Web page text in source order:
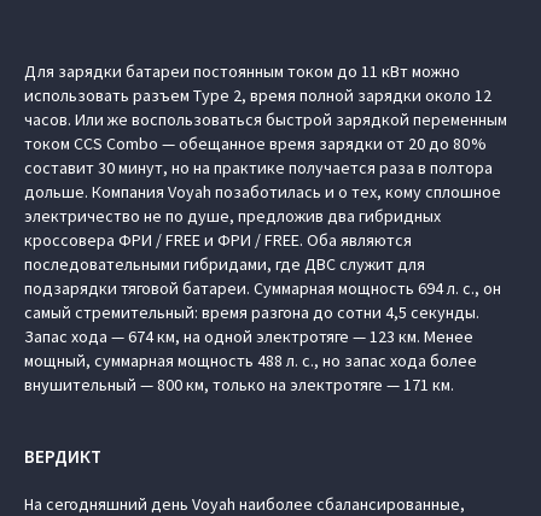
Для зарядки батареи постоянным током до 11 кВт можно
использовать разъем Type 2, время полной зарядки около 12
часов. Или же воспользоваться быстрой зарядкой переменным
током CCS Combo — обещанное время зарядки от 20 до 80 %
составит 30 минут, но на практике получается раза в полтора
дольше. Компания Voyah позаботилась и о тех, кому сплошное
электричество не по душе, предложив два гибридных
кроссовера ФРИ / FREE и ФРИ / FREE. Оба являются
последовательными гибридами, где ДВС служит для
подзарядки тяговой батареи. Суммарная мощность 694 л. с., он
самый стремительный: время разгона до сотни 4,5 секунды.
Запас хода — 674 км, на одной электротяге — 123 км. Менее
мощный, суммарная мощность 488 л. с., но запас хода более
внушительный — 800 км, только на электротяге — 171 км.
ВЕРДИКТ
На сегодняшний день Voyah наиболее сбалансированные,